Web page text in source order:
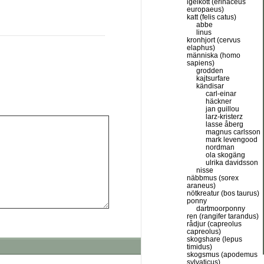
igelkott (erinaceus
europaeus)
katt (felis catus)
abbe
linus
kronhjort (cervus
elaphus)
människa (homo
sapiens)
grodden
kajtsurfare
kändisar
carl-einar
häckner
jan guillou
larz-kristerz
lasse åberg
magnus carlsson
mark levengood
nordman
ola skogäng
ulrika davidsson
nisse
näbbmus (sorex
araneus)
nötkreatur (bos taurus)
ponny
dartmoorponny
ren (rangifer tarandus)
rådjur (capreolus
capreolus)
skogshare (lepus
timidus)
skogsmus (apodemus
sylvaticus)